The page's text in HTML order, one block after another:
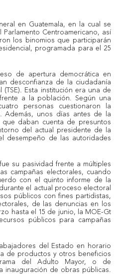
en Guatemala, en la cual se
Centroamericano, así
los binomios que participarán
programada para el 25
de apertura democrática en
desconfianza de la ciudadanía
Esta institución era una de
a la población. Según una
personas cuestionaron la
Además, unos días antes de la
daban cuenta de presuntos
del actual presidente de la
desempeño de las autoridades
su pasividad frente a múltiples
campañas electorales, cuando
con el quinto informe de la
el actual proceso electoral
públicos con fines partidistas,
de las denuncias en los
hasta el 15 de junio, la MOE-Gt
públicos para campañas
del Estado en horario
de productos y otros beneficios
del Adulto Mayor, o de
inauguración de obras públicas.